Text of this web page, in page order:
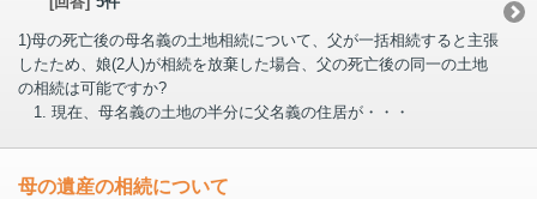
1)母の死亡後の母名義の土地相続について、父が一括相続すると主張
したため、娘(2人)が相続を放棄した場合、父の死亡後の同一の土地
の相続は可能ですか?
1. 現在、母名義の土地の半分に父名義の住居が・・・
母の遺産の相続について